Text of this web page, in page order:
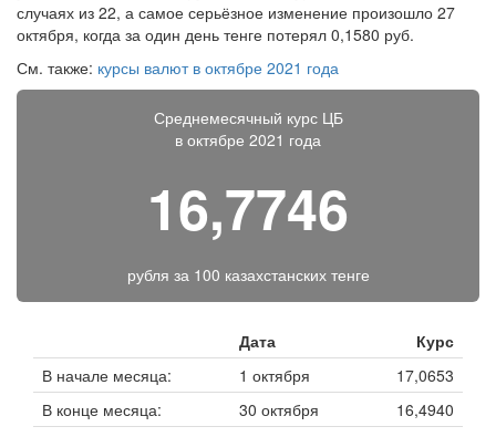
случаях из 22, а самое серьёзное изменение произошло 27
октября, когда за один день тенге потерял 0,1580 руб.
См. также: курсы валют в октябре 2021 года
Среднемесячный курс ЦБ
в октябре 2021 года
16,7746
рубля за 100 казахстанских тенге
Дата
Курс
В начале месяца:
1 октября
17,0653
В конце месяца:
30 октября
16,4940